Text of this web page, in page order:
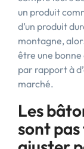
un produit
d’un produit
montagne,
être une
par rapport à
marché.
Les
sont